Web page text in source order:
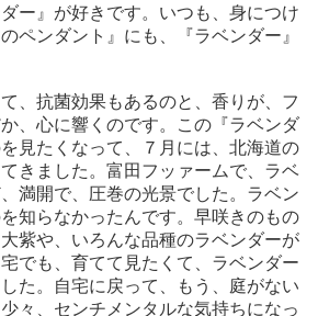
ー』が好きです。いつも、身につけ
ペンダント』にも、『ラベンダー』
、抗菌効果もあるのと、香りが、フ
、心に響くのです。この『ラベンダ
見たくなって、７月には、北海道の
きました。富田フッァームで、ラベ
満開で、圧巻の光景でした。ラベン
知らなかったんです。早咲きのもの
紫や、いろんな品種のラベンダーが
でも、育てて見たくて、ラベンダー
た。自宅に戻って、もう、庭がない
々、センチメンタルな気持ちになっ